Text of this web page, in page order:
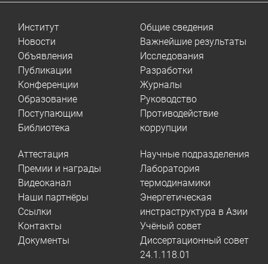
Институт
Новости
Объявления
Публикации
Конференции
Образование
Поступающим
Библиотека
Общие сведения
Важнейшие результаты
Исследования
Разработки
Журналы
Руководство
Противодействие
коррупции
Аттестация
Премии и награды
Видеоканал
Наши партнёры
Ссылки
Контакты
Документы
Научные подразделения
Лаборатория
термодинамики
Энергетическая
инстраструктура в Азии
Учёный совет
Диссертационный совет
24.1.118.01